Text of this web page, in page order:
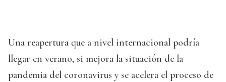
Una reapertura que a nivel internacional podría
llegar en verano, si mejora la situación de la
pandemia del coronavirus y se acelera el proceso de